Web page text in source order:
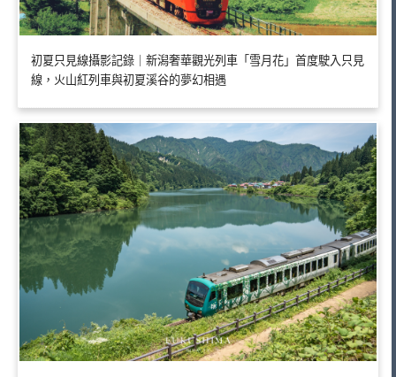
初夏只見線攝影記錄｜新潟奢華觀光列車「雪月花」首度駛入只見
線，火山紅列車與初夏溪谷的夢幻相遇